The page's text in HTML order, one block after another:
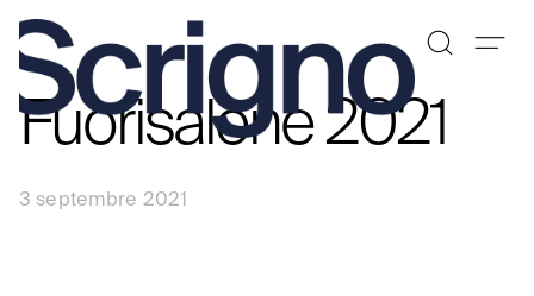
AllerFuorisalone 2021
3 septembre 2021